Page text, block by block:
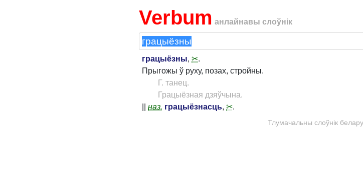
Verbum анлайнавы слоўнік
грацыёзны, ✂.
Прыгожы ў руху, позах, стройны.
Г. танец.
Грацыёзная дзяўчына.
наз. грацыёзнасць, ✂.
Тлумачальны слоўнік